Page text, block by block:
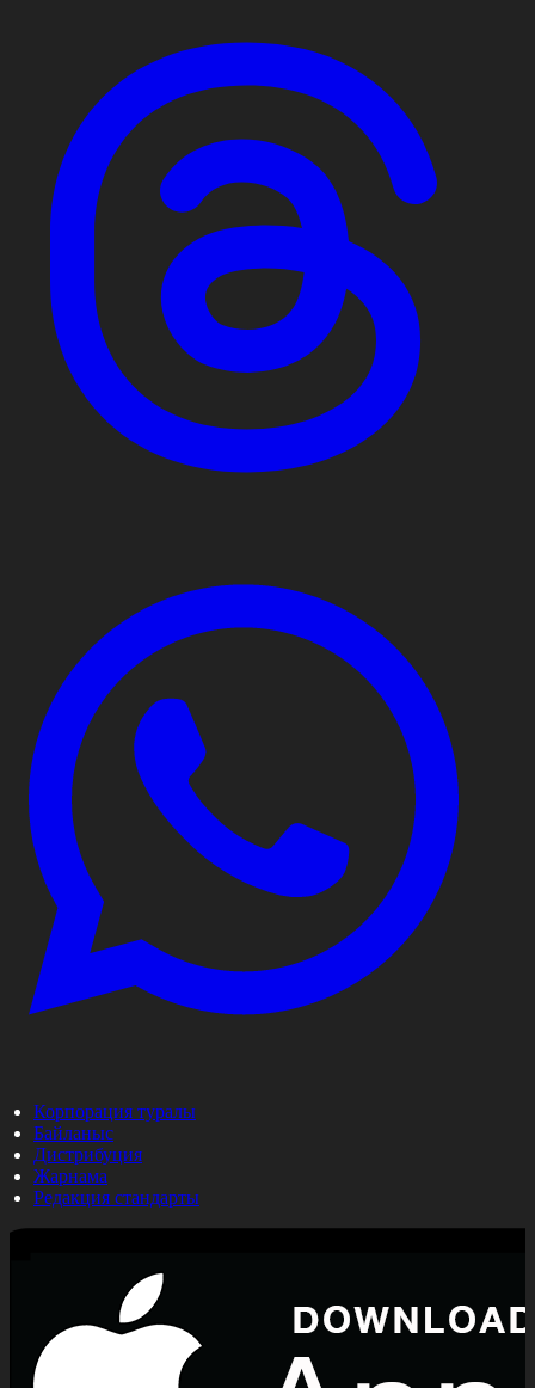
Корпорация туралы
Байланыс
Дистрибуция
Жарнама
Редакция стандарты